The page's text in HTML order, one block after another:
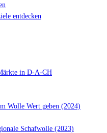
entdecken
in D-A-CH
Wolle Wert geben (2024)
Schafwolle (2023)